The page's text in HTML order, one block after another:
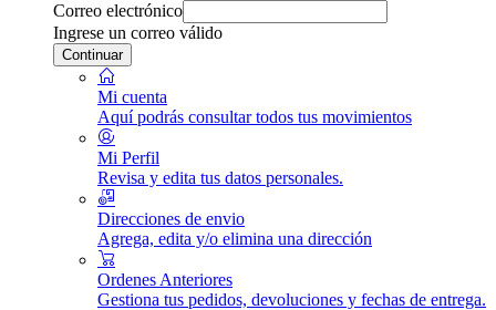
Correo electrónico
Ingrese un correo válido
Continuar
Mi cuenta
Aquí podrás consultar todos tus movimientos
Mi Perfil
Revisa y edita tus datos personales.
Direcciones de envio
Agrega, edita y/o elimina una dirección
Ordenes Anteriores
Gestiona tus pedidos, devoluciones y fechas de entrega.